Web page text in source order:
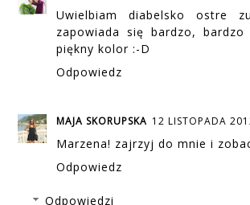
Uwielbiam diabelsko ostre
zapowiada się bardzo,
piękny kolor :-D
Odpowiedz
MAJA SKORUPSKA 12 LISTOPADA
Marzena! zajrzyj do mnie i
Odpowiedz
Odpowiedzi